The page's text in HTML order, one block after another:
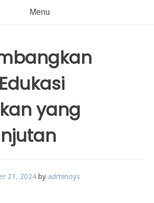
Menu
yang
21, 2024 by adminoys